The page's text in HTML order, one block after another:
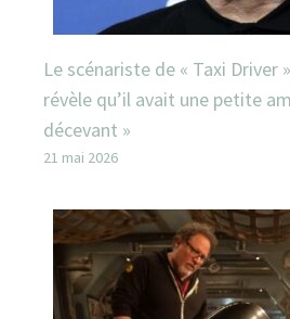
Le scénariste de « Taxi Driver
révèle qu’il avait une petite
décevant »
21 mai 2026